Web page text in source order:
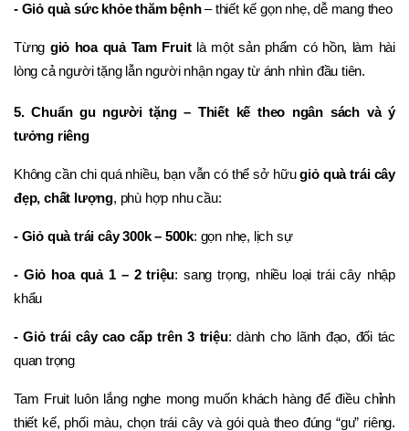
- Giỏ quà sức khỏe thăm bệnh – thiết kế gọn nhẹ, dễ mang theo
Từng giỏ hoa quả Tam Fruit là một sản phẩm có hồn, làm hài
lòng cả người tặng lẫn người nhận ngay từ ánh nhìn đầu tiên.
5. Chuẩn gu người tặng – Thiết kế theo ngân sách và ý
tưởng riêng
Không cần chi quá nhiều, bạn vẫn có thể sở hữu giỏ quà trái cây
đẹp, chất lượng, phù hợp nhu cầu:
- Giỏ quà trái cây 300k – 500k: gọn nhẹ, lịch sự
- Giỏ hoa quả 1 – 2 triệu: sang trọng, nhiều loại trái cây nhập
khẩu
- Giỏ trái cây cao cấp trên 3 triệu: dành cho lãnh đạo, đối tác
quan trọng
Tam Fruit luôn lắng nghe mong muốn khách hàng để điều chỉnh
thiết kế, phối màu, chọn trái cây và gói quà theo đúng “gu” riêng.